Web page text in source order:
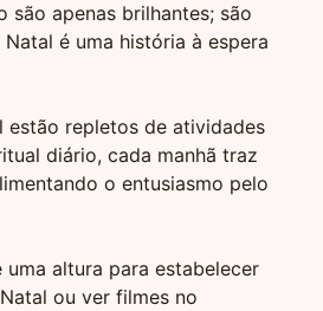
são apenas brilhantes; são
é uma história à espera
estão repletos de atividades
diário, cada manhã traz
o entusiasmo pelo
altura para estabelecer
ou ver filmes no